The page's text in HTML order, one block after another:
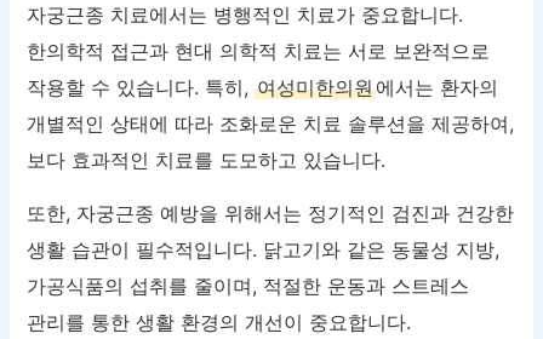
자궁근종 치료에서는 병행적인 치료가 중요합니다.
한의학적 접근과 현대 의학적 치료는 서로 보완적으로
작용할 수 있습니다. 특히,여성미한의원에서는 환자의
개별적인 상태에 따라 조화로운 치료 솔루션을 제공하여,
보다 효과적인 치료를 도모하고 있습니다.
또한, 자궁근종 예방을 위해서는 정기적인 검진과 건강한
생활 습관이 필수적입니다. 닭고기와 같은 동물성 지방,
가공식품의 섭취를 줄이며, 적절한 운동과 스트레스
관리를 통한 생활 환경의 개선이 중요합니다.